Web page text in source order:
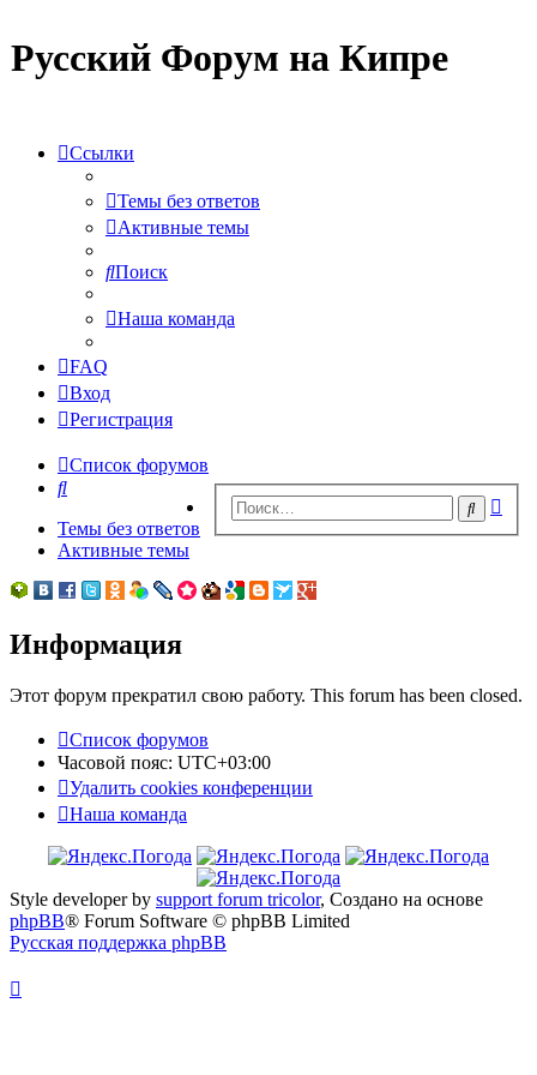
Русский Форум на Кипре
Ссылки
Темы без ответов
Активные темы
Поиск
Наша команда
FAQ
Вход
Регистрация
Список форумов
Поиск
Поиск
Темы без ответов
Активные темы
Информация
Этот форум прекратил свою работу. This forum has been closed.
Список форумов
Часовой пояс: UTC+03:00
Удалить cookies конференции
Наша команда
Style developer by support forum tricolor, Создано на основе
phpBB® Forum Software © phpBB Limited
Русская поддержка phpBB